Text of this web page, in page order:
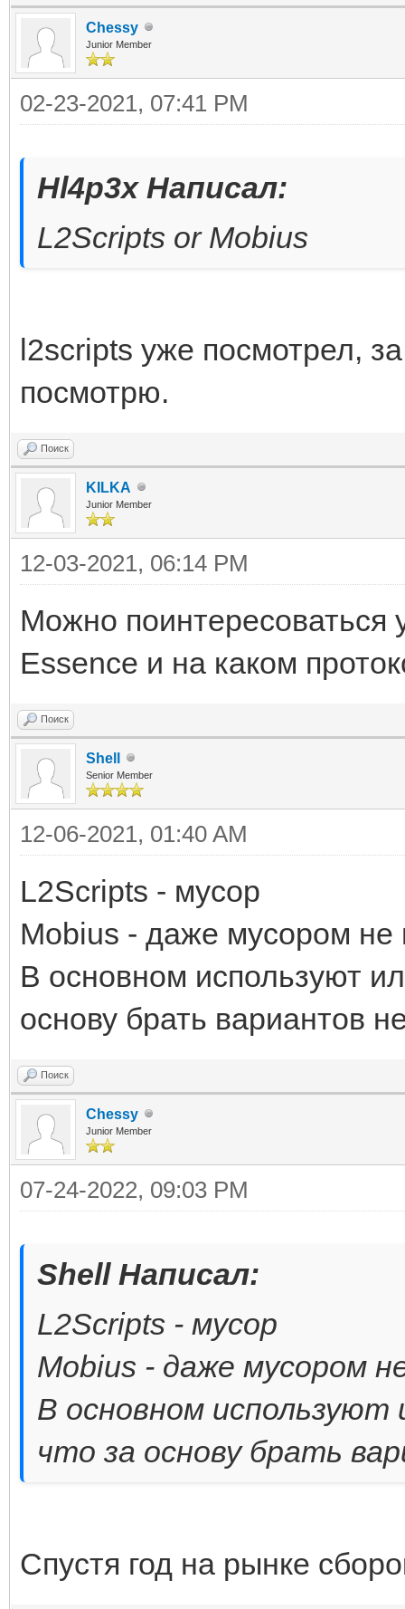
Chessy
Junior Member
02-23-2021, 07:41 PM
Hl4p3x Написал:
L2Scripts or Mobius
l2scripts уже посмотрел,
посмотрю.
Поиск
KILKA
Junior Member
12-03-2021, 06:14 PM
Можно поинтересоваться
Essence и на каком
Поиск
Shell
Senior Member
12-06-2021, 01:40 AM
L2Scripts - мусор
Mobius - даже мусором не
В основном используют
основу брать вариантов
Поиск
Chessy
Junior Member
07-24-2022, 09:03 PM
Shell Написал:
L2Scripts - мусор
Mobius - даже мусором
В основном
что за основу брать
Спустя год на рынке